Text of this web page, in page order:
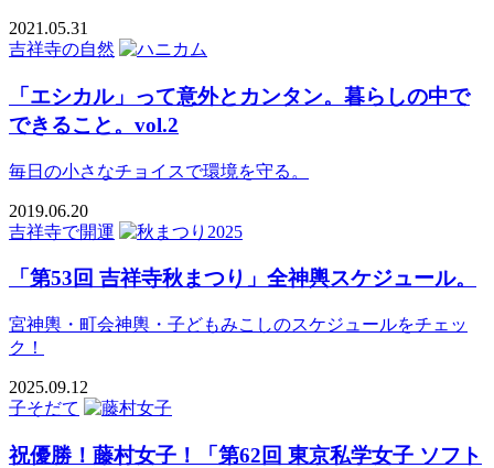
2021.05.31
吉祥寺の自然
「エシカル」って意外とカンタン。暮らしの中で
できること。vol.2
毎日の小さなチョイスで環境を守る。
2019.06.20
吉祥寺で開運
「第53回 吉祥寺秋まつり」全神輿スケジュール。
宮神輿・町会神輿・子どもみこしのスケジュールをチェッ
ク！
2025.09.12
子そだて
祝優勝！藤村女子！「第62回 東京私学女子 ソフト